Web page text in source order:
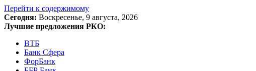
Перейти к содержимому
Сегодня: Воскресенье, 9 августа, 2026
Лучшие предложения РКО:
ВТБ
Банк Сфера
ФорБанк